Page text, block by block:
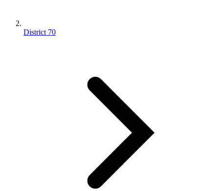
District 70